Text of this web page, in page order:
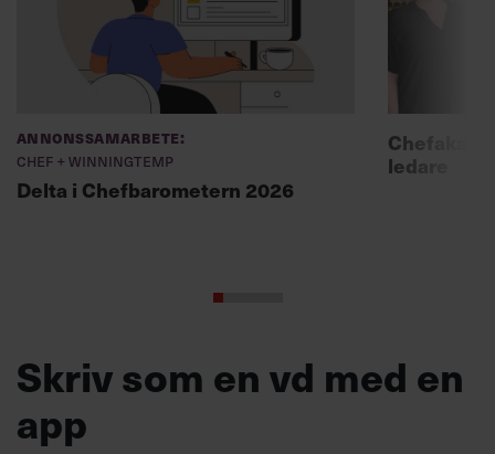
Annonssamarbete:
Chef + Winningtemp
Delta i Chefbarometern 2026
ledare
Skriv som en vd med en
app